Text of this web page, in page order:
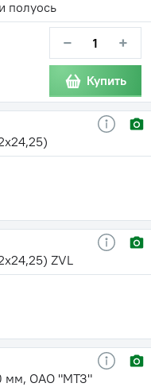
полуось
− +
Купить
ZVL
мм, ОАО "МТЗ"